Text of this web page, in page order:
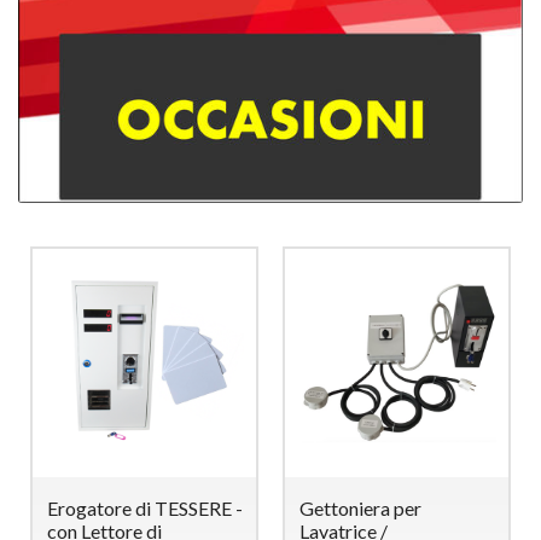
Erogatore di TESSERE -
con Lettore di
Gettoniera per
Lavatrice /